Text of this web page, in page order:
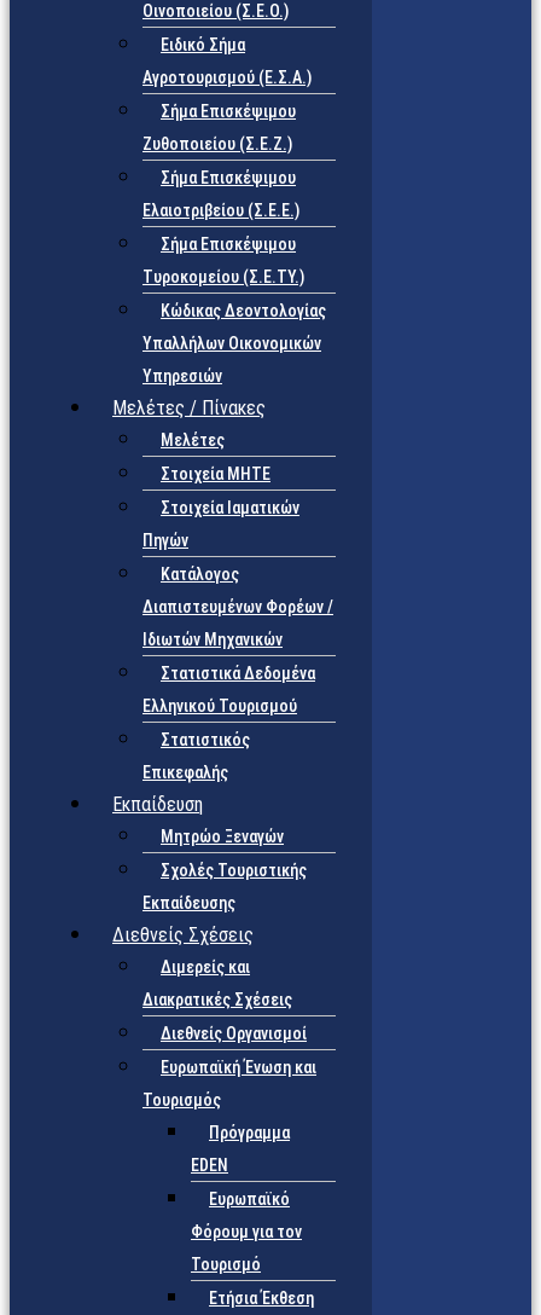
Οινοποιείου (Σ.Ε.Ο.)
Ειδικό Σήμα
Αγροτουρισμού (Ε.Σ.Α.)
Σήμα Επισκέψιμου
Ζυθοποιείου (Σ.Ε.Ζ.)
Σήμα Επισκέψιμου
Ελαιοτριβείου (Σ.Ε.Ε.)
Σήμα Επισκέψιμου
Τυροκομείου (Σ.Ε.TY.)
Κώδικας Δεοντολογίας
Υπαλλήλων Οικονομικών
Υπηρεσιών
Μελέτες / Πίνακες
Μελέτες
Στοιχεία ΜΗΤΕ
Στοιχεία Ιαματικών
Πηγών
Κατάλογος
Διαπιστευμένων Φορέων /
Ιδιωτών Μηχανικών
Στατιστικά Δεδομένα
Ελληνικού Τουρισμού
Στατιστικός
Επικεφαλής
Εκπαίδευση
Μητρώο Ξεναγών
Σχολές Τουριστικής
Εκπαίδευσης
Διεθνείς Σχέσεις
Διμερείς και
Διακρατικές Σχέσεις
Διεθνείς Οργανισμοί
Ευρωπαϊκή Ένωση και
Τουρισμός
Πρόγραμμα
EDEN
Ευρωπαϊκό
Φόρουμ για τον
Τουρισμό
Ετήσια Έκθεση